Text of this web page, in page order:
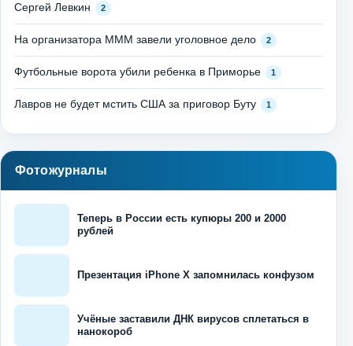
Сергей Левкин
2
На организатора МММ завели уголовное дело 2
Футбольные ворота убили ребенка в Приморье 1
Лавров не будет мстить США за приговор Буту 1
Фотожурналы
Теперь в России есть купюры 200 и 2000
рублей
Презентация iPhone X запомнилась конфузом
Учёные заставили ДНК вирусов сплетаться в
нанокороб